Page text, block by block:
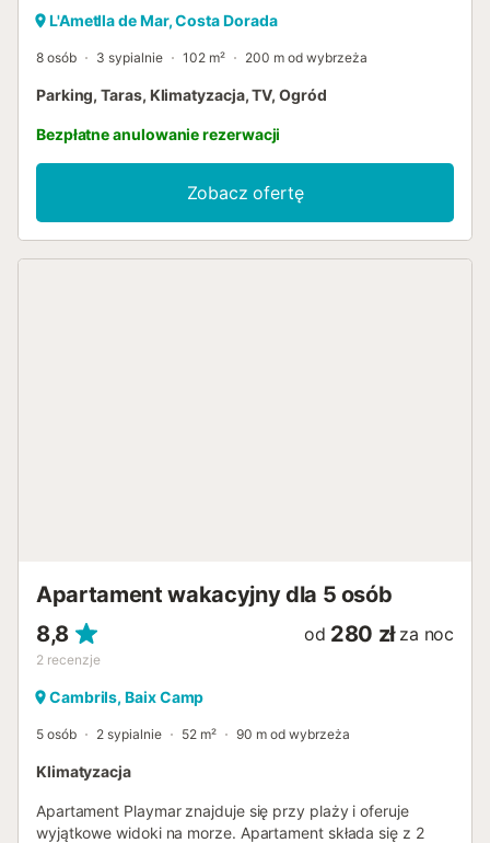
L'Ametlla de Mar, Costa Dorada
8 osób 3 sypialnie 102 m² 200 m od wybrzeża
Parking, Taras, Klimatyzacja, TV, Ogród
Bezpłatne anulowanie rezerwacji
Zobacz ofertę
Apartament wakacyjny dla 5 osób
8,8
2 recenzje
od 280 zł za noc
Cambrils, Baix Camp
5 osób 2 sypialnie 52 m² 90 m od wybrzeża
Klimatyzacja
Apartament Playmar znajduje się przy plaży i oferuje
wyjątkowe widoki na morze. Apartament składa się z 2